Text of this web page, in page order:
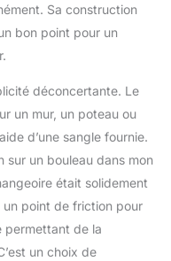
chaque
une clarté de
et une vue
Avec une
rapide de 0,5 s
intelligente,
à
avec caméra
d'oiseaux
sanctuaire de
et partagez
: stockez
des vidéos
Sa construction
bon point pour un
déconcertante. Le
un mur, un poteau ou
d’une sangle fournie.
sur un bouleau dans mon
était solidement
point de friction pour
permettant de la
un choix de